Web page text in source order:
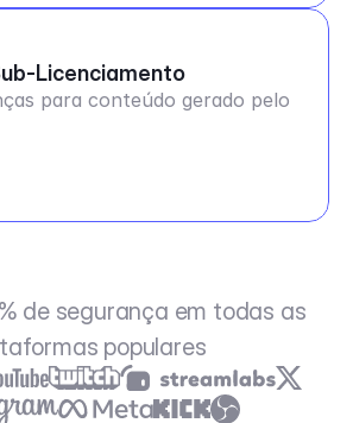
Licenciamento
para conteúdo gerado pelo
de segurança em todas as
populares